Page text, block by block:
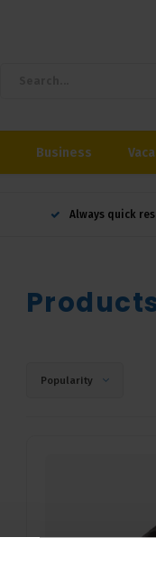
Business
Always quick
Popularity